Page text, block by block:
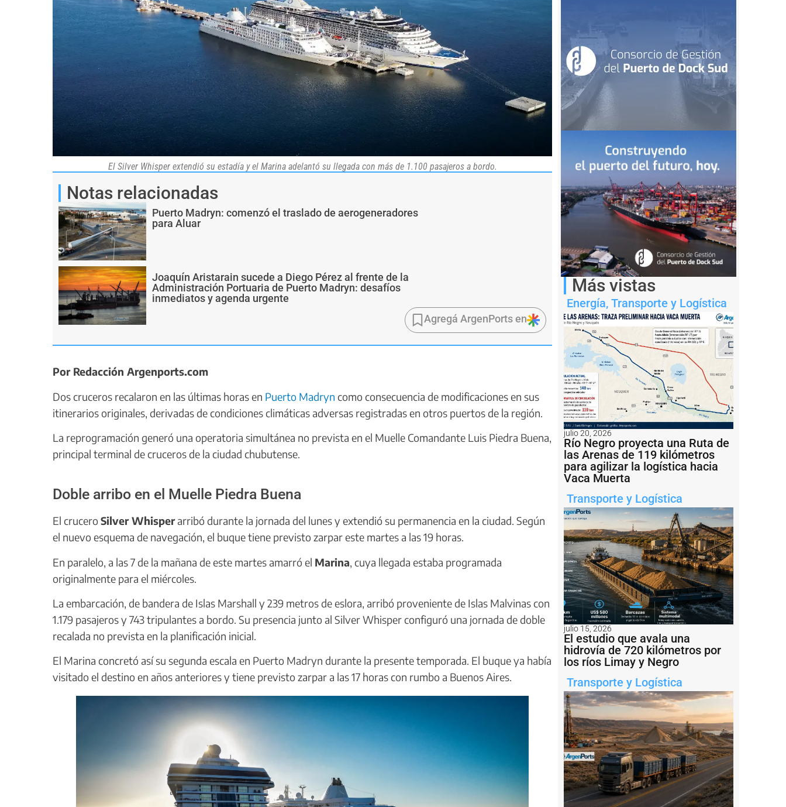
El Silver Whisper extendió su estadía y el Marina adelantó su llegada con más de 1.100 pasajeros a bordo.
Notas relacionadas
Puerto Madryn: comenzó el traslado de aerogeneradores
para Aluar
Joaquín Aristarain sucede a Diego Pérez al frente de la
Administración Portuaria de Puerto Madryn: desafíos
inmediatos y agenda urgente
Agregá ArgenPorts en
Por Redacción Argenports.com
Dos cruceros recalaron en las últimas horas en Puerto Madryn como consecuencia de modificaciones en sus
itinerarios originales, derivadas de condiciones climáticas adversas registradas en otros puertos de la región.
La reprogramación generó una operatoria simultánea no prevista en el Muelle Comandante Luis Piedra Buena,
principal terminal de cruceros de la ciudad chubutense.
Doble arribo en el Muelle Piedra Buena
El crucero Silver Whisperarribó durante la jornada del lunes y extendió su permanencia en la ciudad. Según
el nuevo esquema de navegación, el buque tiene previsto zarpar este martes a las 19 horas.
En paralelo, a las 7 de la mañana de este martes amarró el Marina , cuya llegada estaba programada
originalmente para el miércoles.
La embarcación, de bandera de Islas Marshall y 239 metros de eslora, arribó proveniente de Islas Malvinas con
1.179 pasajeros y 743 tripulantes a bordo. Su presencia junto al Silver Whisper configuró una jornada de doble
recalada no prevista en la planificación inicial.
El Marina concretó así su segunda escala en Puerto Madryn durante la presente temporada. El buque ya había
visitado el destino en años anteriores y tiene previsto zarpar a las 17 horas con rumbo a Buenos Aires.
Más vistas
Energía, Transporte y Logística
julio 20, 2026
Río Negro proyecta una Ruta de
las Arenas de 119 kilómetros
para agilizar la logística hacia
Vaca Muerta
Transporte y Logística
julio 15, 2026
El estudio que avala una
hidrovía de 720 kilómetros por
los ríos Limay y Negro
Transporte y Logística